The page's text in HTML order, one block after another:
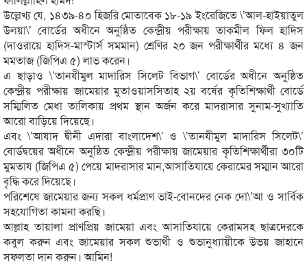
উল্লেখ্য যে, ১৪৩৯-৪০ হিজরি মোতাবেক ১৮-১৯ ইংরেজিতে \’আল-হাইয়াতুল
উলয়া\’ বোর্ডের অধীনে অনুষ্ঠিত কেন্দ্রীয় পরীক্ষায় তাকমীল ফিল হাদিস
(দাওরায়ে হাদিস-মাস্টার্স সমমান) শ্রেণির ২০ জন পরীক্ষার্থীর মধ্যে ৪ জন
মমতাজ (জিপিএ ৫) লাভ করেন।
এ ছাড়াও \’তানযীমুল মাদারিস সিলেট বিভাগ\’ বোর্ডের অধীনে অনুষ্ঠিত
কেন্দ্রীয় পরীক্ষায় জামেয়ার মুতাওয়াসসিতাহ ২য় বর্ষের কৃতিশিক্ষার্থী বোর্ডে
সম্মিলিত মেধা তালিকায় প্রথম স্থান অর্জন করে মাদরাসার সুনাম-সুখ্যাতি
আরো বাড়িয়ে দিয়েছে।
এবং \’আযাদ দ্বীনী এদারা বাংলাদেশ\’ ও \’তানযীমুল মাদারিস সিলেট\’
বোর্ডদ্বয়ের অধীনে অনুষ্ঠিত কেন্দ্রীয় পরীক্ষায় জামেয়ার কৃতিশিক্ষার্থীরা ৩০টি
মুমতায (জিপিএ ৫) পেয়ে মাদরাসার মান,আসাতিযায়ে কেরামের সম্মান আরো
বৃদ্ধি করে দিয়েছে।
পরিশেষে জামেয়ার জন্য সকল ধর্মপ্রাণ ভাই-বোনদের নেক দো\’আ ও সার্বিক
সহযোগিতা কামনা করছি।
আল্লাহ তায়ালা প্রাণপ্রিয় জামেয়া এবং আসাতিযায়ে কেরামসহ ছাত্রদেরকে
কবুল করুন এবং জামেয়ার সকল শুভার্থী ও শুভানুধ্যায়ীকে উভয় জাহানে
সফলতা দান করুন। আমিন!